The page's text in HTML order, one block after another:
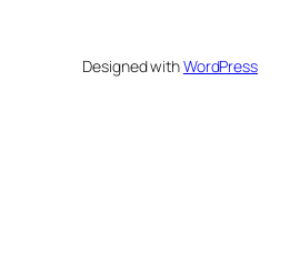
Designed withWordPress